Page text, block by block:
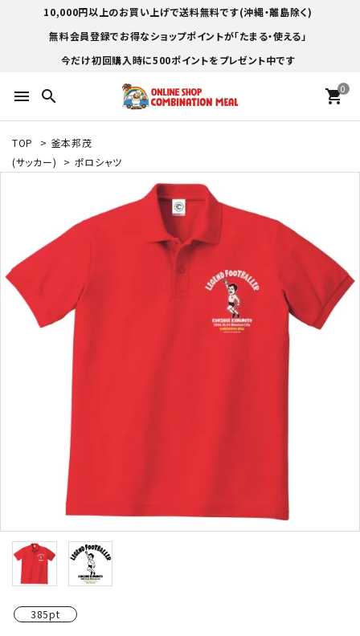
10,000円以上のお買い上げで送料無料です(沖縄・離島除く)
無料会員登録でお得なショップポイントが「たまる・使える」
今だけ初回購入時に500ポイントをプレゼント中です
menu search 0
shopping_cart
TOP > 釜本邦茂
(サッカー)
> ポロシャツ
385pt